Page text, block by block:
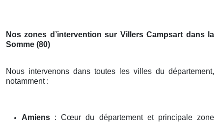
Nos zones d’intervention sur Villers Campsart dans la
Somme (80)
Nous intervenons dans toutes les villes du département,
notamment :
Amiens : Cœur du département et principale zone